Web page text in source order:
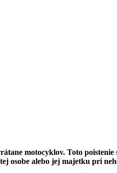
motocyklov. Toto poistenie
osobe alebo jej majetku pri